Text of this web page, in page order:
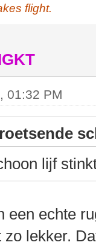
flight.
01:32 PM
lijf
een echte
zo lekker.